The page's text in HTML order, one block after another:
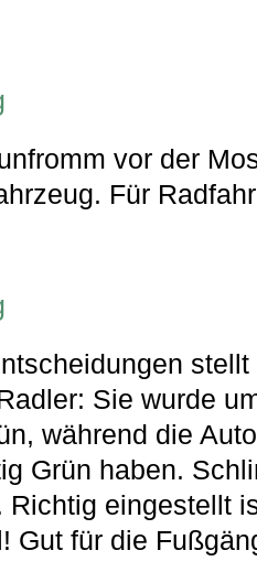
vor der
Für
Sie wurde
während die
Grün haben.
Richtig eingestellt
Gut für die